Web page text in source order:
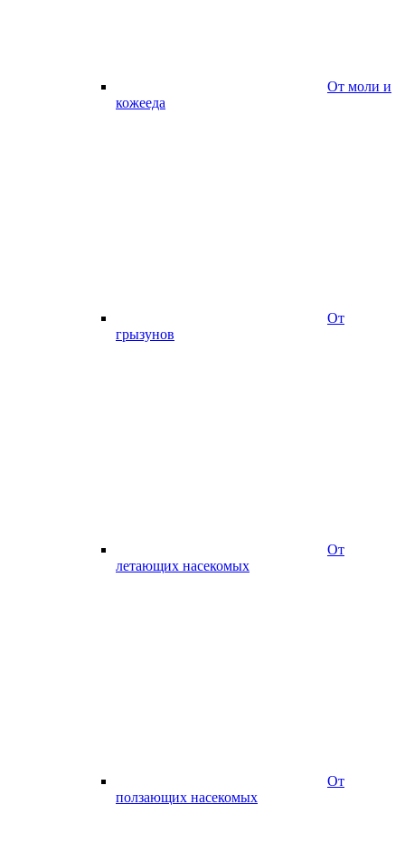
От моли и
кожееда
От
грызунов
От
летающих насекомых
От
ползающих насекомых